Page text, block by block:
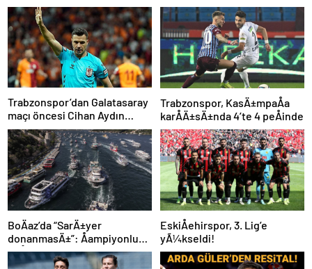
Trabzonspor’dan Galatasaray
maçı öncesi Cihan Aydın
tepkisi!
Trabzonspor, KasÄ±mpaÅa
karÅÄ±sÄ±nda 4’te 4 peÅinde
BoÄaz’da “SarÄ±yer
donanmasÄ±”: Åampiyonluk
coÅkuyla kutlandÄ±
EskiÅehirspor, 3. Lig’e
yÃ¼kseldi!